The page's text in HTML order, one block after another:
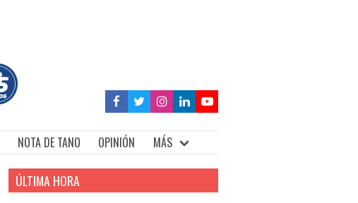
NOTA DE TANO OPINIÓN MÁS
ÚLTIMA HORA